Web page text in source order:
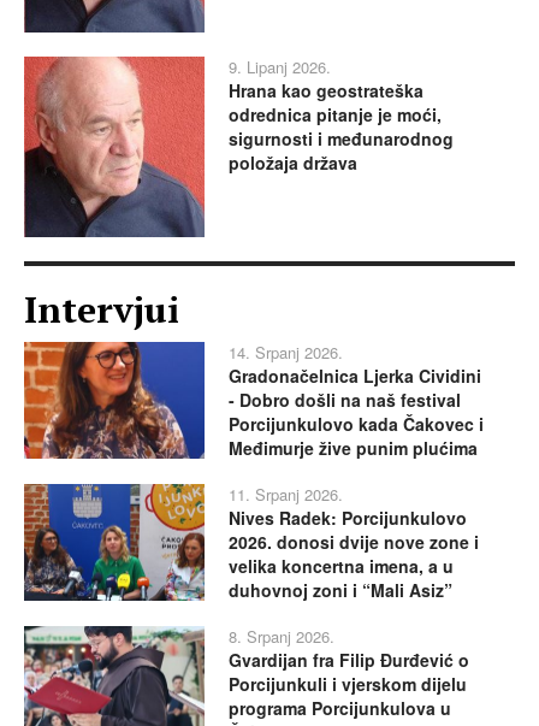
9. Lipanj 2026.
Hrana kao geostrateška
odrednica pitanje je moći,
sigurnosti i međunarodnog
položaja država
Intervjui
14. Srpanj 2026.
Gradonačelnica Ljerka Cividini
- Dobro došli na naš festival
Porcijunkulovo kada Čakovec i
Međimurje žive punim plućima
11. Srpanj 2026.
Nives Radek: Porcijunkulovo
2026. donosi dvije nove zone i
velika koncertna imena, a u
duhovnoj zoni i “Mali Asiz”
8. Srpanj 2026.
Gvardijan fra Filip Đurđević o
Porcijunkuli i vjerskom dijelu
programa Porcijunkulova u